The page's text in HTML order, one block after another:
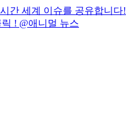
간 세계 이슈를 공유합니다!
! @애니멀 뉴스